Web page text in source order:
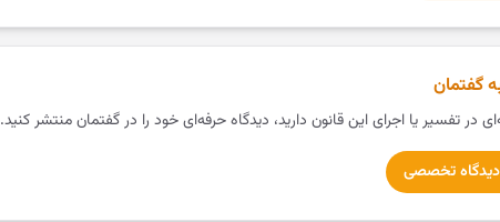
گفتمان
در تفسیر یا اجرای این قانون دارید، دیدگاه حرفه‌ای خود را در گفتمان منتشر کنید.
تخصصی